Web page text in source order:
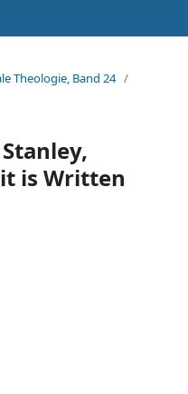
Theologie, Band 24 /
is Written